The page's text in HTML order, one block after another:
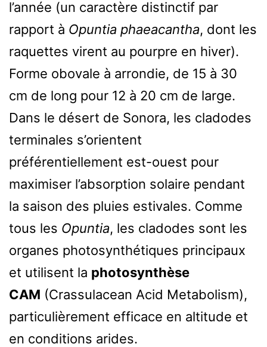
l’année (un caractère distinctif par
rapport à Opuntia phaeacantha, dont les
raquettes virent au pourpre en hiver).
Forme obovale à arrondie, de 15 à 30
cm de long pour 12 à 20 cm de large.
Dans le désert de Sonora, les cladodes
terminales s’orientent
préférentiellement est-ouest pour
maximiser l’absorption solaire pendant
la saison des pluies estivales. Comme
tous les Opuntia, les cladodes sont les
organes photosynthétiques principaux
et utilisent la photosynthèse
CAM (Crassulacean Acid Metabolism),
particulièrement efficace en altitude et
en conditions arides.